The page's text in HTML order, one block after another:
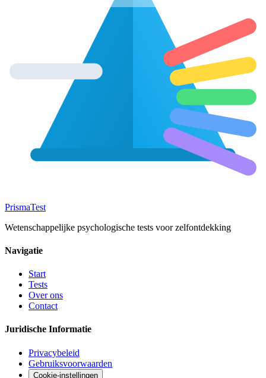
PrismaTest
Wetenschappelijke psychologische tests voor zelfontdekking
Navigatie
Start
Tests
Over ons
Contact
Juridische Informatie
Privacybeleid
Gebruiksvoorwaarden
Cookie-instellingen